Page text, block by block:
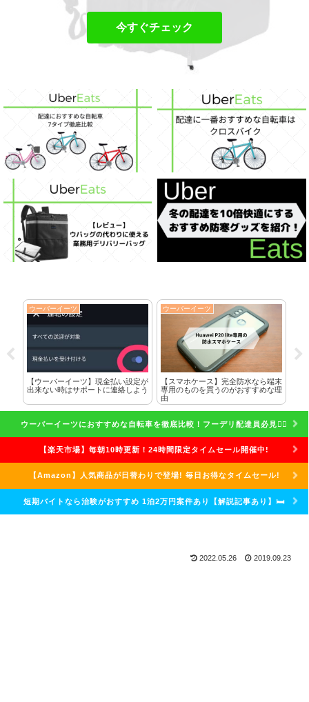
今すぐチェック
ウーバーイーツ
【ウーバーイーツ】現金払い設定が
出来ない時はサポートに連絡しよう
ウーバーイーツ
【スマホケース】完全防水なら端末
専用のものを買うのがおすすめな理
由
ウーバーイーツにおすすめな自転車を徹底比較！フーデリ配達員必見🚴‍♀️
【楽天市場】毎朝10時更新！24時間限定タイムセール開催中!
【Amazon】人気商品が日替わりで登場! 毎日お得なタイムセール!
短期バイトなら治験がおすすめ 1泊2万円案件あり【解説記事あり】🛏
2022.05.26 2019.09.23